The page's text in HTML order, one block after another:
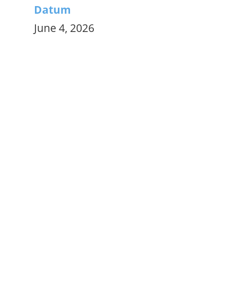
Datum
June 4, 2026